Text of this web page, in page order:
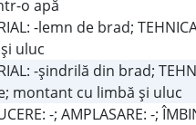
o apă
-lemn de brad;
uluc
-şindrilă din brad;
montant cu limbă şi uluc
-; AMPLASARE: -;